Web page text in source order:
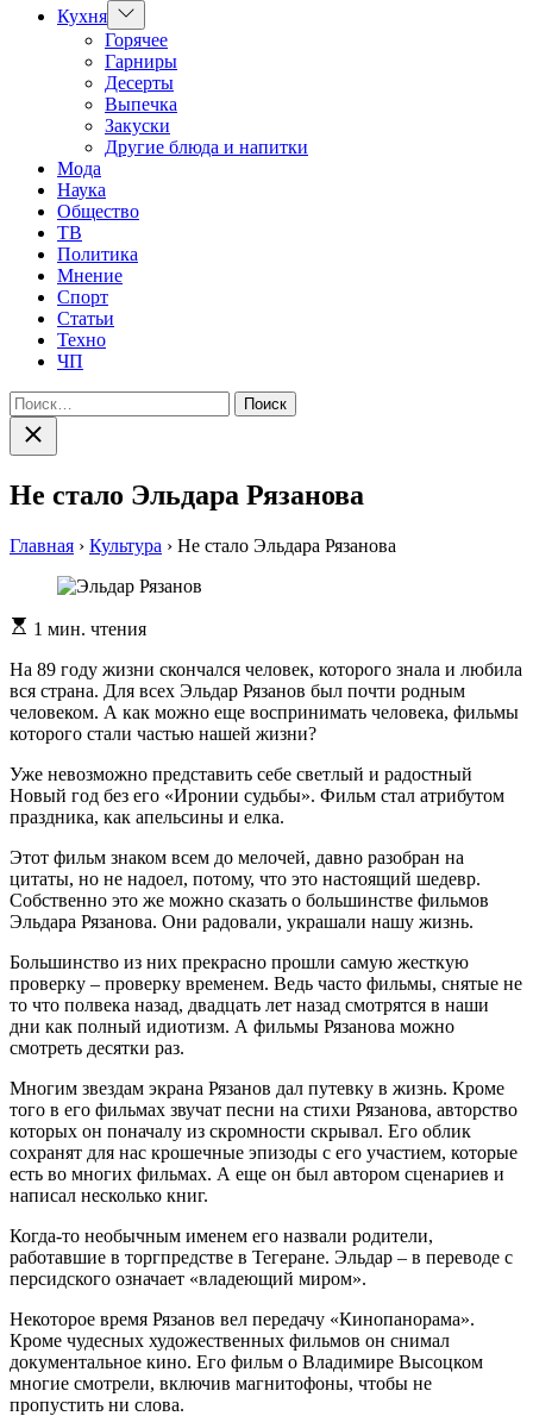
Кухня Показать
подменю
Горячее
Гарниры
Десерты
Выпечка
Закуски
Другие блюда и напитки
Мода
Наука
Общество
ТВ
Политика
Мнение
Спорт
Статьи
Техно
ЧП
Найти:
Закрыть
поиск
Не стало Эльдара Рязанова
Главная › Культура › Не стало Эльдара Рязанова
Расчетное
чтения
1 мин. чтения
На 89 году жизни скончался человек, которого знала и любила
вся страна. Для всех Эльдар Рязанов был почти родным
человеком. А как можно еще воспринимать человека, фильмы
которого стали частью нашей жизни?
Уже невозможно представить себе светлый и радостный
Новый год без его «Иронии судьбы». Фильм стал атрибутом
праздника, как апельсины и елка.
Этот фильм знаком всем до мелочей, давно разобран на
цитаты, но не надоел, потому, что это настоящий шедевр.
Собственно это же можно сказать о большинстве фильмов
Эльдара Рязанова. Они радовали, украшали нашу жизнь.
Большинство из них прекрасно прошли самую жесткую
проверку – проверку временем. Ведь часто фильмы, снятые не
то что полвека назад, двадцать лет назад смотрятся в наши
дни как полный идиотизм. А фильмы Рязанова можно
смотреть десятки раз.
Многим звездам экрана Рязанов дал путевку в жизнь. Кроме
того в его фильмах звучат песни на стихи Рязанова, авторство
которых он поначалу из скромности скрывал. Его облик
сохранят для нас крошечные эпизоды с его участием, которые
есть во многих фильмах. А еще он был автором сценариев и
написал несколько книг.
Когда-то необычным именем его назвали родители,
работавшие в торгпредстве в Тегеране. Эльдар – в переводе с
персидского означает «владеющий миром».
Некоторое время Рязанов вел передачу «Кинопанорама».
Кроме чудесных художественных фильмов он снимал
документальное кино. Его фильм о Владимире Высоцком
многие смотрели, включив магнитофоны, чтобы не
пропустить ни слова.